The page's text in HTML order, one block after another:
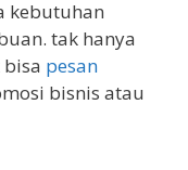
kebutuhan
tak hanya
pesan
bisnis atau